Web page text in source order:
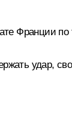
Франции по
удар,